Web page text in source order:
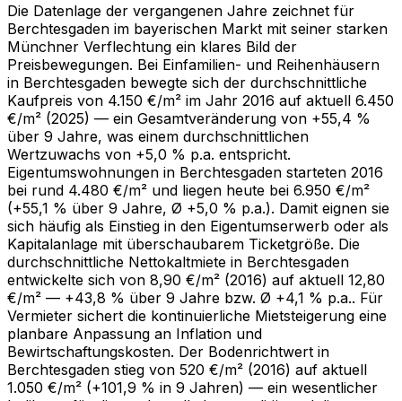
Die Datenlage der vergangenen Jahre zeichnet für
Berchtesgaden im bayerischen Markt mit seiner starken
Münchner Verflechtung ein klares Bild der
Preisbewegungen. Bei Einfamilien- und Reihenhäusern
in Berchtesgaden bewegte sich der durchschnittliche
Kaufpreis von 4.150 €/m² im Jahr 2016 auf aktuell 6.450
€/m² (2025) — ein Gesamtveränderung von +55,4 %
über 9 Jahre, was einem durchschnittlichen
Wertzuwachs von +5,0 % p.a. entspricht.
Eigentumswohnungen in Berchtesgaden starteten 2016
bei rund 4.480 €/m² und liegen heute bei 6.950 €/m²
(+55,1 % über 9 Jahre, Ø +5,0 % p.a.). Damit eignen sie
sich häufig als Einstieg in den Eigentumserwerb oder als
Kapitalanlage mit überschaubarem Ticketgröße. Die
durchschnittliche Nettokaltmiete in Berchtesgaden
entwickelte sich von 8,90 €/m² (2016) auf aktuell 12,80
€/m² — +43,8 % über 9 Jahre bzw. Ø +4,1 % p.a.. Für
Vermieter sichert die kontinuierliche Mietsteigerung eine
planbare Anpassung an Inflation und
Bewirtschaftungskosten. Der Bodenrichtwert in
Berchtesgaden stieg von 520 €/m² (2016) auf aktuell
1.050 €/m² (+101,9 % in 9 Jahren) — ein wesentlicher